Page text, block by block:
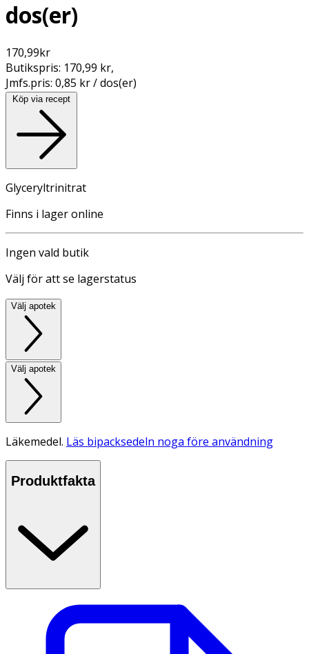
dos(er)
170,99kr
Butikspris: 170,99 kr,
Jmfs.pris: 0,85 kr / dos(er)
Köp via recept
Glyceryltrinitrat
Finns i lager online
Ingen vald butik
Välj för att se lagerstatus
Välj apotek
Välj apotek
Läkemedel. Läs bipacksedeln noga före användning
Produktfakta